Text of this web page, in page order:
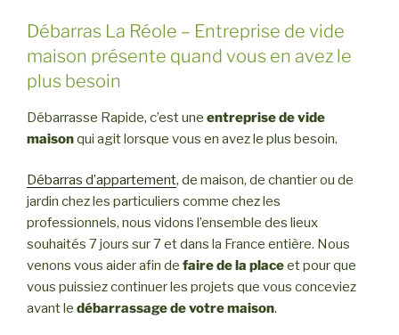
Débarras La Réole – Entreprise de vide
maison présente quand vous en avez le
plus besoin
Débarrasse Rapide, c’est une entreprise de vide
maisonqui agit lorsque vous en avez le plus besoin.
Débarras d’appartement, de maison, de chantier ou de
jardin chez les particuliers comme chez les
professionnels, nous vidons l’ensemble des lieux
souhaités 7 jours sur 7 et dans la France entière. Nous
venons vous aider afin de faire de la placeet pour que
vous puissiez continuer les projets que vous conceviez
avant le débarrassage de votre maison.